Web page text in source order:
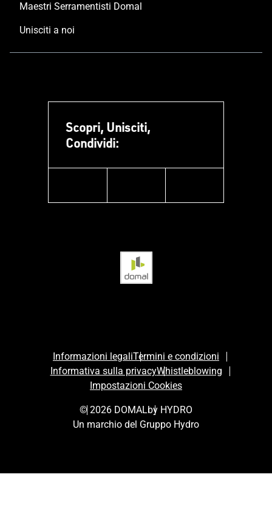
Maestri Serramentisti Domal
Unisciti a noi
Scopri, Unisciti,
Condividi:
Informazioni legaliTermini e condizioni
Informativa sulla privacyWhistleblowing
Impostazioni Cookies
© 2026 DOMALby HYDRO
Un marchio del Gruppo Hydro